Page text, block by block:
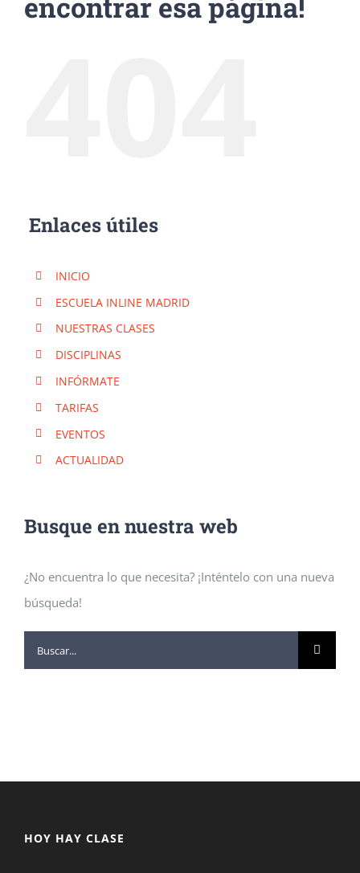
Enlaces útiles
INICIO
ESCUELA INLINE MADRID
NUESTRAS CLASES
DISCIPLINAS
INFÓRMATE
TARIFAS
EVENTOS
ACTUALIDAD
Busque en nuestra web
¿No encuentra lo que necesita? ¡Inténtelo con una nueva
búsqueda!
Buscar:
HOY HAY CLASE